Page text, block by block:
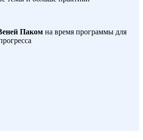
Паком на время программы для